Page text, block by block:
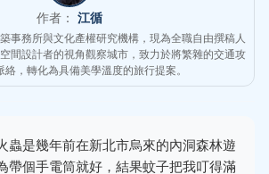
作者： 江循
事務所與文化產權研究機構，現為全職自由撰稿人
間設計者的視角觀察城市，致力於將繁雜的交通攻
絡，轉化為具備美學溫度的旅行提案。
蟲是幾年前在新北市烏來的內洞森林遊
帶個手電筒就好，結果蚊子把我叮得滿